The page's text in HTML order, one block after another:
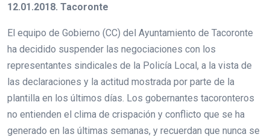
12.01.2018. Tacoronte
El equipo de Gobierno (CC) del Ayuntamiento de Tacoronte
ha decidido suspender las negociaciones con los
representantes sindicales de la Policía Local, a la vista de
las declaraciones y la actitud mostrada por parte de la
plantilla en los últimos días. Los gobernantes tacoronteros
no entienden el clima de crispación y conflicto que se ha
generado en las últimas semanas, y recuerdan que nunca se